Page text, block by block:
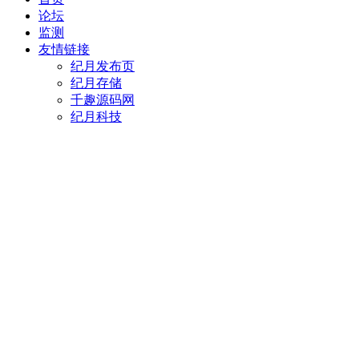
论坛
监测
友情链接
纪月发布页
纪月存储
千趣源码网
纪月科技